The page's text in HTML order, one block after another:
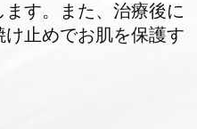
す。また、治療後に
止めでお肌を保護す